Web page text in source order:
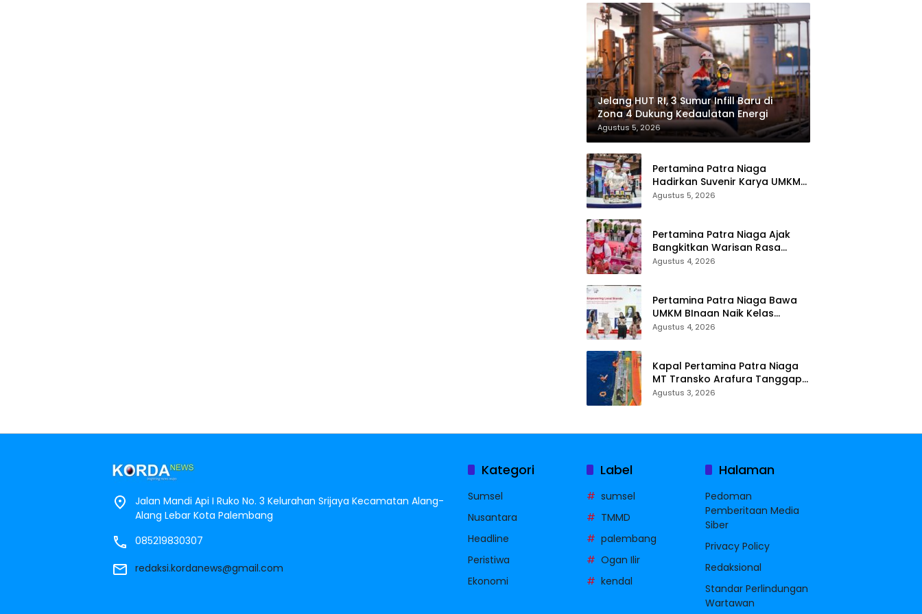
Jelang HUT RI, 3 Sumur Infill Baru di
Zona 4 Dukung Kedaulatan Energi
Agustus 5, 2026
Pertamina Patra Niaga
Hadirkan Suvenir Karya UMKM
bagi Pengunjung GIIAS 2026
Agustus 5, 2026
Pertamina Patra Niaga Ajak
Bangkitkan Warisan Rasa
Nusantara Lewat Bright Gas
Agustus 4, 2026
Pertamina Patra Niaga Bawa
UMKM BInaan Naik Kelas
Melalui Sentuhan Inklusif dan
Agustus 4, 2026
Kapal Pertamina Patra Niaga
MT Transko Arafura Tanggap
Darurat Kemanusiaan
Agustus 3, 2026
Jalan Mandi Api I Ruko No. 3 Kelurahan Srijaya Kecamatan Alang-
Alang Lebar Kota Palembang
085219830307
redaksi.kordanews@gmail.com
Kategori
Sumsel
Nusantara
Headline
Peristiwa
Ekonomi
Label
sumsel
TMMD
palembang
Ogan Ilir
kendal
Halaman
Pedoman
Pemberitaan Media
Siber
Privacy Policy
Redaksional
Standar Perlindungan
Wartawan